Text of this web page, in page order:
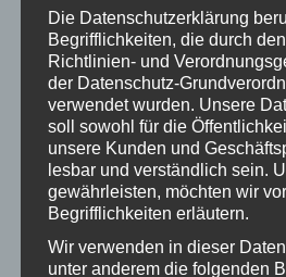
HWT
Die Datenschutzerklärung
Begrifflichkeiten, die durch
Richtlinien- und
der Datenschutz-
verwendet wurden. Unsere
soll sowohl für die
unsere Kunden und
lesbar und verständlich sein.
gewährleisten, möchten wir
Begrifflichkeiten erläutern.
Wir verwenden in dieser
unter anderem die folgenden